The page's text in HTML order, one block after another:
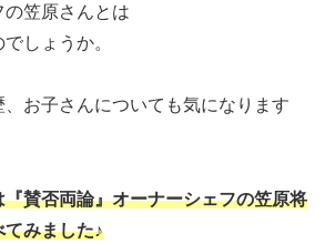
笠原さんとは
しょうか。
お子さんについても気になります
賛否両論』オーナーシェフの笠原将
みました♪